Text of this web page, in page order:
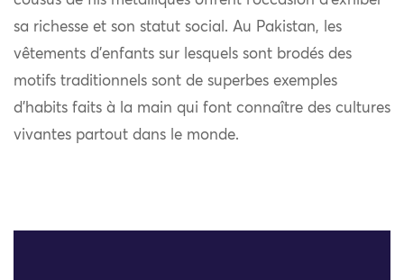
sa richesse et son statut social. Au Pakistan, les
vêtements d’enfants sur lesquels sont brodés des
motifs traditionnels sont de superbes exemples
d’habits faits à la main qui font connaître des cultures
vivantes partout dans le monde.